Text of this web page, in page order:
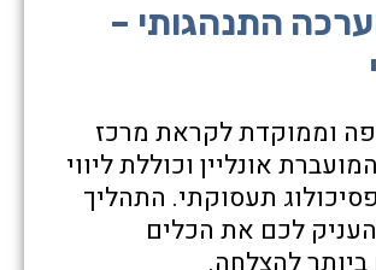
התנהגותי –
וממוקדת לקראת מרכז
אונליין וכוללת ליווי
תעסוקתי. התהליך
לכם את הכלים